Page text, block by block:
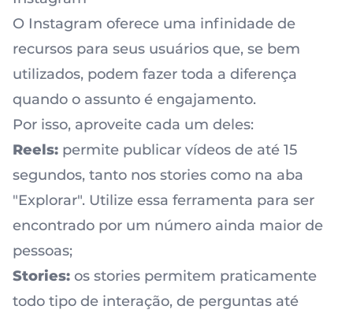
O Instagram oferece uma infinidade de
recursos para seus usuários que, se bem
utilizados, podem fazer toda a diferença
quando o assunto é engajamento.
Por isso, aproveite cada um deles:
Reels: permite publicar vídeos de até 15
segundos, tanto nos stories como na aba
"Explorar". Utilize essa ferramenta para ser
encontrado por um número ainda maior de
pessoas;
Stories: os stories permitem praticamente
todo tipo de interação, de perguntas até